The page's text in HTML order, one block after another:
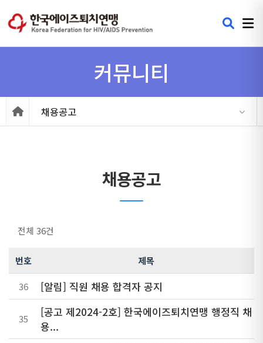
커뮤니티
채용공고
채용공고
전체 36건
번호 제목
36 [알림] 직원 채용 합격자 공지
35
[공고 제2024-2호] 한국에이즈퇴치연맹 행정직 채
용...